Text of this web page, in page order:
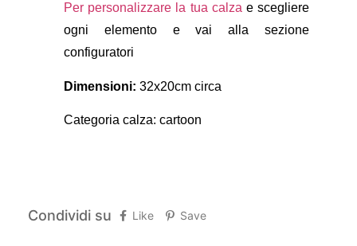
Per personalizzare la tua calza e scegliere
ogni elemento e vai alla sezione
configuratori
Dimensioni: 32x20cm circa
Categoria calza: cartoon
Condividi su Like Save